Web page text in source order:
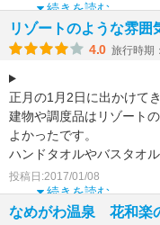
ロウリュウで汗をたくさ
ました。
続きを読む
リゾートのような雰囲
4.0 旅行時期
正月の1月2日に出かけてき
建物や調度品はリゾート
よかったです。
ハンドタオルやバスタオ
れ、手ぶらで来られると
他の
続きを読む
投稿日:2017/01/08
なめがわ温泉 花和楽